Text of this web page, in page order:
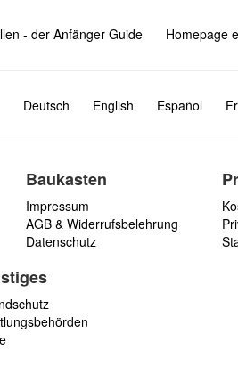
- der Anfänger Guide Homepage
Deutsch English Español
Baukasten
Impressum
AGB & Widerrufsbelehrung
Datenschutz